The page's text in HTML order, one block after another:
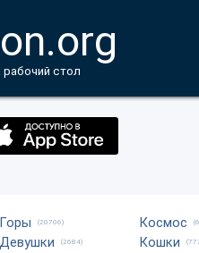
рабочий стол
Горы (20706)
Девушки (2684)
Космос
Кошки